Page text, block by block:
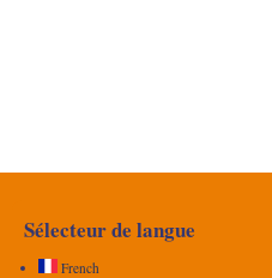
Sélecteur de langue
French